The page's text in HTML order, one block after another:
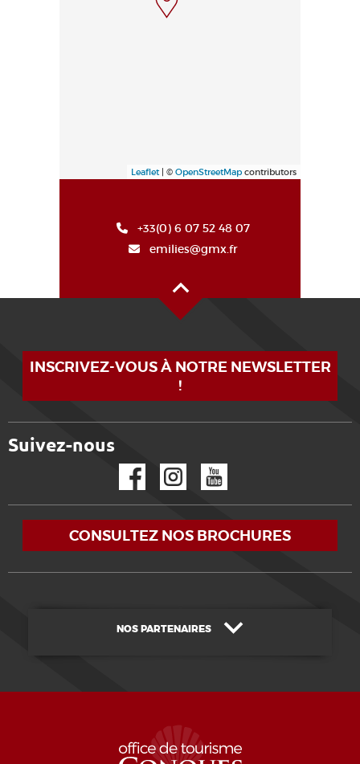
Leaflet| © OpenStreetMap contributors
+33(0) 6 07 52 48 07
emilies@gmx.fr
INSCRIVEZ-VOUS À NOTRE NEWSLETTER
!
Suivez-nous
CONSULTEZ NOS BROCHURES
NOS PARTENAIRES